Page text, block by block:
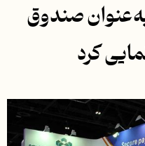
صندوق
کرد